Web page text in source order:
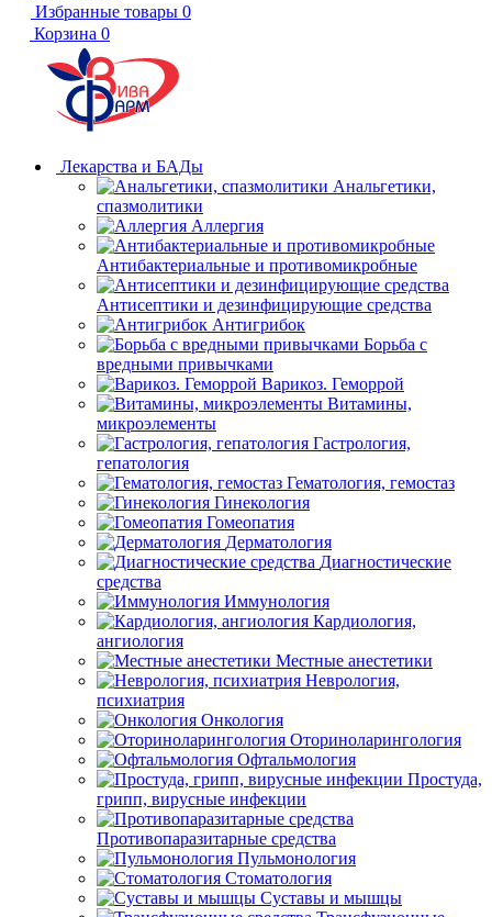
Избранные товары 0
Корзина 0
Лекарства и БАДы
Анальгетики,
спазмолитики
Аллергия
Антибактериальные и противомикробные
Антисептики и дезинфицирующие средства
Антигрибок
Борьба с
вредными привычками
Варикоз. Геморрой
Витамины,
микроэлементы
Гастрология,
гепатология
Гематология, гемостаз
Гинекология
Гомеопатия
Дерматология
Диагностические
средства
Иммунология
Кардиология,
ангиология
Местные анестетики
Неврология,
психиатрия
Онкология
Оториноларингология
Офтальмология
Простуда,
грипп, вирусные инфекции
Противопаразитарные средства
Пульмонология
Стоматология
Суставы и мышцы